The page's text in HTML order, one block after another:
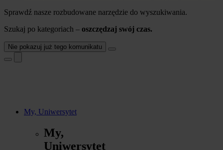
Sprawdź nasze rozbudowane narzędzie do wyszukiwania.
Szukaj po kategoriach – oszczędzaj swój czas.
Nie pokazuj już tego komunikatu
My, Uniwersytet
My,
Uniwersytet